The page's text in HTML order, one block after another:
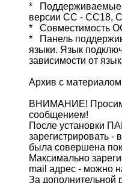
* Поддерживаемые
версии CC - CC18,
* Совместимость
* Панель
языки. Язык
зависимости от
Архив с
ВНИМАНИЕ!Просим
сообщением!
После установки
зарегистрировать -
была совершена
Максимально
mail адрес - можно
За дополнительной